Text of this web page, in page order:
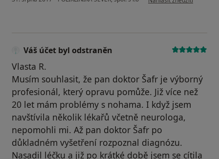
Váš účet byl odstraněn
Vlasta R.
Musím souhlasit, že pan doktor Šafr je výborný
profesionál, který opravu pomůže. Již více než
20 let mám problémy s nohama. I když jsem
navštívila několik lékařů včetně neurologa,
nepomohli mi. Až pan doktor Šafr po
důkladném vyšetření rozpoznal diagnózu.
Nasadil léčku a již po krátké době jsem se cítila